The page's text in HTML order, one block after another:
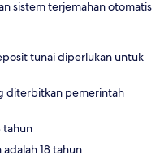
sistem terjemahan otomatis
tunai diperlukan untuk
diterbitkan pemerintah
tahun
18 tahun